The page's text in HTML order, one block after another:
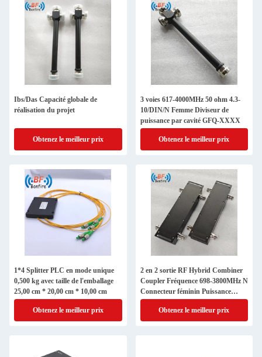
Ibs/Das Capacité globale de
réalisation du projet
Obtenez le meilleur prix
3 voies 617-4000MHz 50 ohm 4.3-
10/DIN/N Femme Diviseur de
puissance par cavité GFQ-XXXX
Obtenez le meilleur prix
1*4 Splitter PLC en mode unique
0,500 kg avec taille de l'emballage
25,00 cm * 20,00 cm * 10,00 cm
Obtenez le meilleur prix
2 en 2 sortie RF Hybrid Combiner
Coupler Fréquence 698-3800MHz N
Connecteur féminin Puissance
d'entrée 50W Ibs Composants
Obtenez le meilleur prix